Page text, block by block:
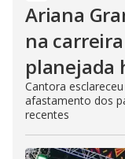
Ariana
na
planejada
Cantora
afastamento dos
recentes